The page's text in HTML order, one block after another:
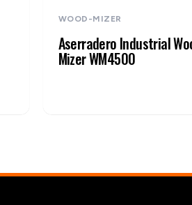
WOOD-MIZER
Aserradero Industrial
Mizer WM4500